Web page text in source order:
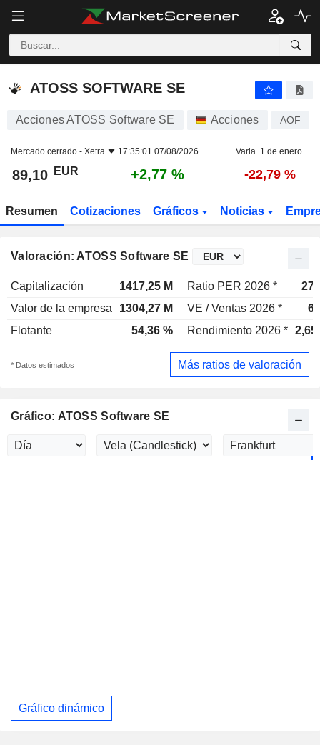
ATOSS SOFTWARE SE
ATOSS SOFTWARE SE
Acciones ATOSS Software SE Acciones AOF
Mercado cerrado - Xetra 17:35:01 07/08/2026 Varia. 1 de enero.
89,10 EUR +2,77 % -22,79 %
Resumen Cotizaciones Gráficos Noticias
Valoración: ATOSS Software SE
Capitalización 1417,25 M Ratio PER 2026 *
Valor de la empresa
1304,27 M VE / Ventas 2026 *
Flotante
54,36 % Rendimiento 2026 * 2,65
* Datos estimados Más ratios de valoración
Gráfico: ATOSS Software SE
Gráfico dinámico